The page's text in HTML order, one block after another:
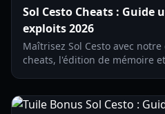
Sol Cesto Cheats : Guide
exploits 2026
Maîtrisez Sol Cesto avec
cheats, l'édition de mémoire